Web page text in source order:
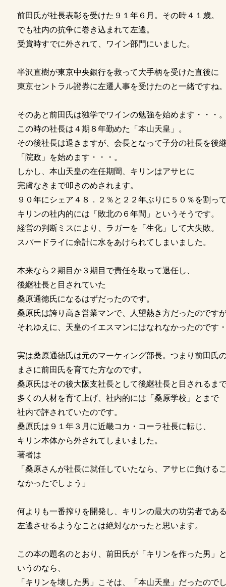
前田氏が社長表彰を受けた９１年６月。その時４１歳。
でも社内の抗争に巻き込まれて左遷。
受賞時すでに外されて、ワイン部門にいました。
半沢直樹が東京中央銀行を救って大手柄を受けた直後に
東京セントラル證券に左遷人事を受けたのと一緒ですね
そのあと前田氏は独学でワインの勉強を始めます・・・
この時の社長は４期８年勤めた「本山天皇」。
その後社長は退きますが、会長となって子分の社長を後
「院政」を始めます・・・。
しかし、本山天皇の在任期間、キリンはアサヒに
完膚なきまで叩きのめされます。
９０年にシェア４８．２％と２２年ぶりに５０％を割っ
キリンの社内的には「敗北の６年間」というそうです。
経営の判断ミスにより、ラガーを「生化」して大失敗。
スパードライに余計に水をあけられてしまいました。
本来なら２期目か３期目で責任を取って退任し、
後継社長と目されていた
桑原通徳氏になるはずだったのです。
桑原氏は誇り高き営業マンで、人望熱き方だったのです
それゆえに、天皇のイエスマンにはなれなかったのです
実は桑原通徳氏は元のマーケィング部長。つまり前田氏
まさに前田氏を育てた方なのです。
桑原氏はその後大阪支社長として後継社長と目されるま
多くの人材を育て上げ、社内的には「桑原学校」とまで
社内で評されていたのです。
桑原氏は９１年３月に近畿コカ・コーラ社長に転じ、
キリン本体から外されてしまいました。
著者は
「桑原さんが社長に就任していたなら、アサヒに負ける
なかったでしょう」
何よりも一番搾りを開発し、キリンの最大の功労者であ
左遷させるようなことは絶対なかったと思います。
この本の題名のとおり、前田氏が「キリンを作った男」
いうのなら、
「キリンを壊した男」こそは、「本山天皇」だったので